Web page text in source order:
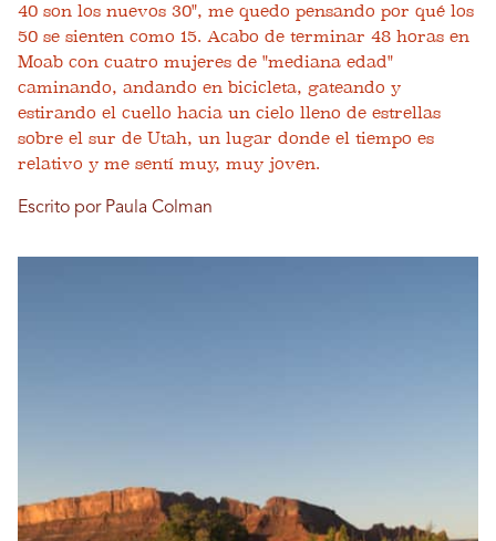
40 son los nuevos 30", me quedo pensando por qué los
50 se sienten como 15. Acabo de terminar 48 horas en
Moab con cuatro mujeres de "mediana edad"
caminando, andando en bicicleta, gateando y
estirando el cuello hacia un cielo lleno de estrellas
sobre el sur de Utah, un lugar donde el tiempo es
relativo y me sentí muy, muy joven.
Escrito por Paula Colman